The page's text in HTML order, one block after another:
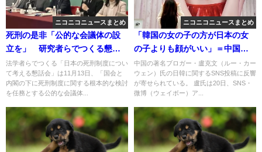
ニコニコニュースまとめ
死刑の是非「公的な会議体の設
立を」 研究者らでつくる懇話
会が報告書公表 「不毛かつ不
幸な状況から脱却へ」
法学者らでつくる「日本の死刑制度につい
て考える懇話会」は11月13日、「国会と
内閣の下に死刑制度に関する根本的な検討
を任務とする公的な会議体...
ニコニコニュースまとめ
「韓国の女の子の方が日本の女
の子よりも顔がいい」＝中国著
名ブロガーの投稿に賛否
中国の著名ブロガー・盧克文（ルー・カー
ウェン）氏の日韓に関するSNS投稿に反響
が寄せられている。 盧氏は20日、SNS・
微博（ウェイボー）ア...